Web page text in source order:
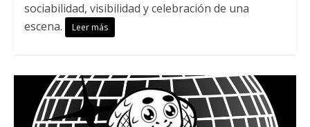
sociabilidad, visibilidad y celebración de una
escena.
Leer más